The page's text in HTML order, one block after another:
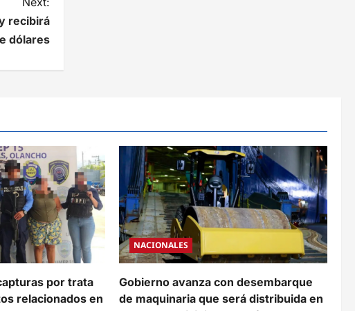
recibirá
dólares
por trata
relacionados en
NACIONALES
Gobierno avanza con desembarque
de maquinaria que será distribuida en